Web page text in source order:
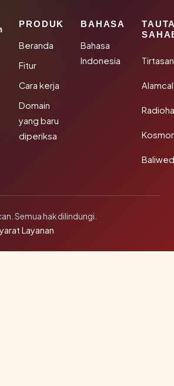
PRODUK
Beranda
Fitur
Cara kerja
Domain
yang baru
diperiksa
BAHASA
Bahasa
Indonesia
Semua hak dilindungi.
Layanan